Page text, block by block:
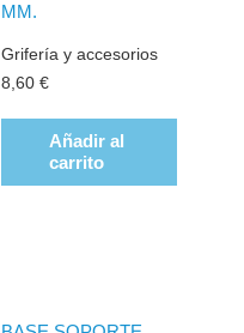
MM.
Grifería y accesorios
8,60 €
Añadir al
carrito